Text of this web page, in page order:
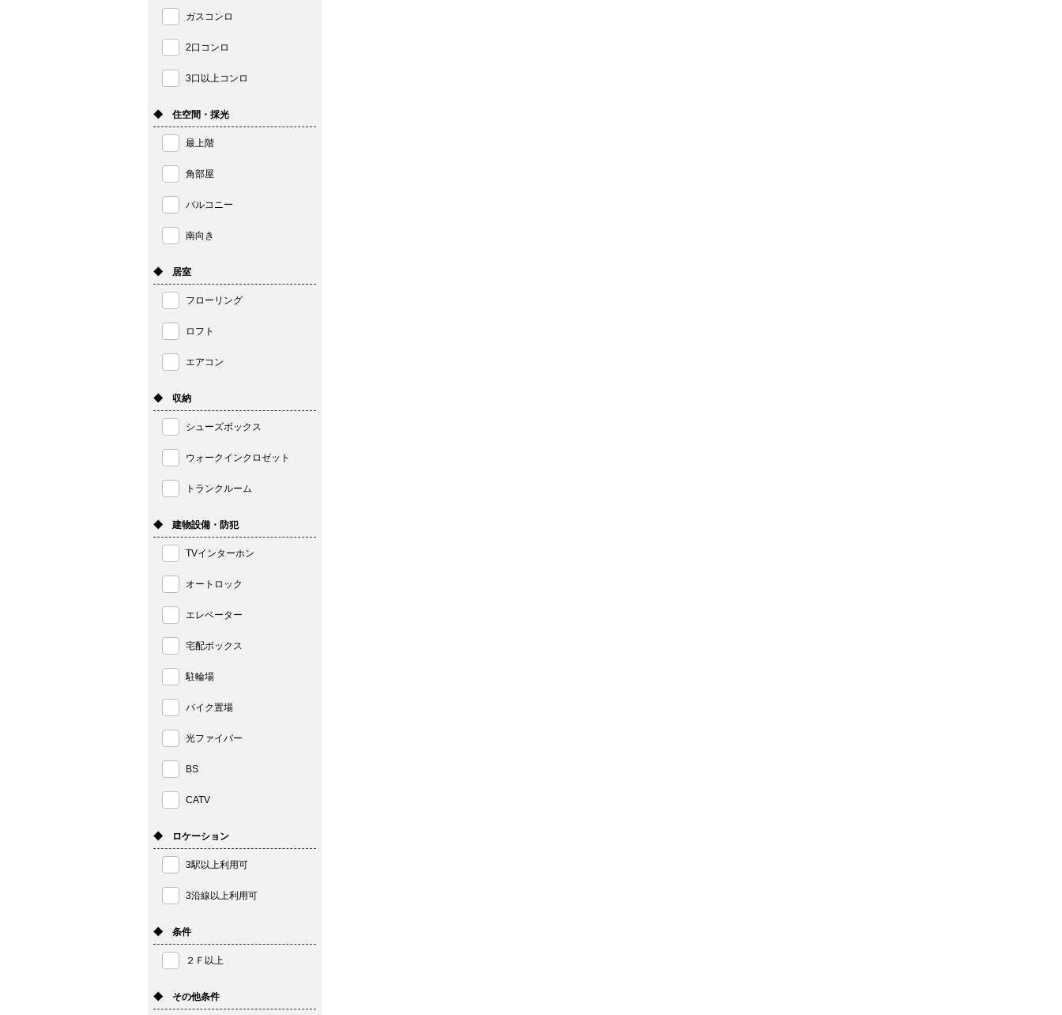
ガスコンロ
2口コンロ
3口以上コンロ
◆ 住空間・採光
最上階
角部屋
バルコニー
南向き
◆ 居室
フローリング
ロフト
エアコン
◆ 収納
シューズボックス
ウォークインクロゼット
トランクルーム
◆ 建物設備・防犯
TVインターホン
オートロック
エレベーター
宅配ボックス
駐輪場
バイク置場
光ファイバー
BS
CATV
◆ ロケーション
3駅以上利用可
3沿線以上利用可
◆ 条件
２Ｆ以上
◆ その他条件